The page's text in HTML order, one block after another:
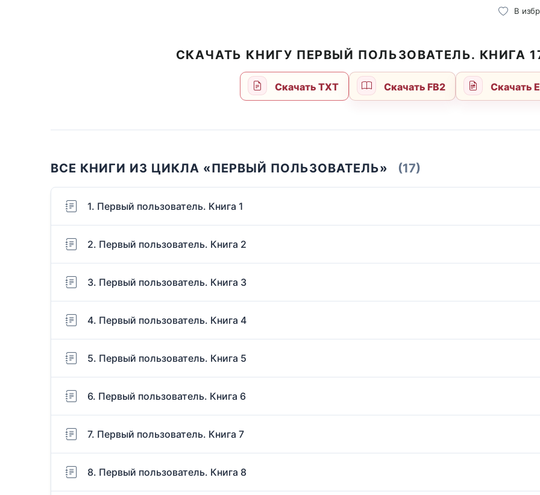
В
СКАЧАТЬ КНИГУ ПЕРВЫЙ ПОЛЬЗОВАТЕЛЬ. КНИГА
Скачать TXT Скачать FB2 Скачать
ВСЕ КНИГИ ИЗ ЦИКЛА «ПЕРВЫЙ ПОЛЬЗОВАТЕЛЬ» (17)
1. Первый пользователь. Книга 1
2. Первый пользователь. Книга 2
3. Первый пользователь. Книга 3
4. Первый пользователь. Книга 4
5. Первый пользователь. Книга 5
6. Первый пользователь. Книга 6
7. Первый пользователь. Книга 7
8. Первый пользователь. Книга 8